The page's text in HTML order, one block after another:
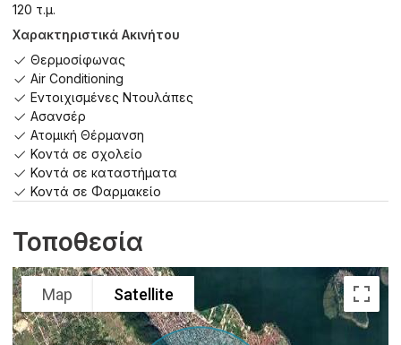
120 τ.μ.
Χαρακτηριστικά Ακινήτου
Θερμοσίφωνας
Air Conditioning
Εντοιχισμένες Ντουλάπες
Ασανσέρ
Ατομική Θέρμανση
Κοντά σε σχολείο
Κοντά σε καταστήματα
Κοντά σε Φαρμακείο
Τοποθεσία
Map Satellite